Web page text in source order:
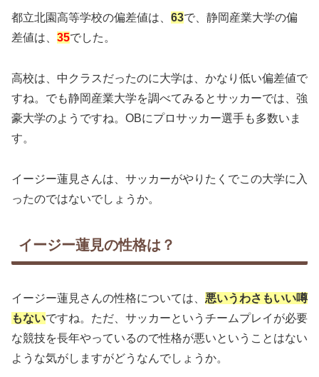
都立北園高等学校の偏差値は、 63で、静岡産業大学の偏
差値は、 35でした。
高校は、中クラスだったのに大学は、かなり低い偏差値で
すね。でも静岡産業大学を調べてみるとサッカーでは、強
豪大学のようですね。OBにプロサッカー選手も多数いま
す。
イージー蓮見さんは、サッカーがやりたくでこの大学に入
ったのではないでしょうか。
イージー蓮見の性格は？
イージー蓮見さんの性格については、 悪いうわさもいい噂
もないですね。ただ、サッカーというチームプレイが必要
な競技を長年やっているので性格が悪いということはない
ような気がしますがどうなんでしょうか。